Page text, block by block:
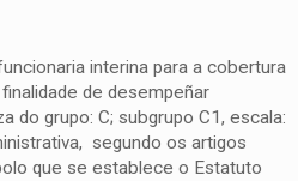
interina para a cobertura
de desempeñar
do grupo: C; subgrupo C1, escala:
segundo os artigos
que se establece o Estatuto